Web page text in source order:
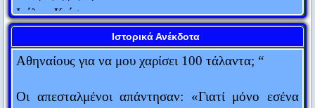
Ιούλιος Καίσαρ
Η εμπειρία είναι μια χτένα που σου δίνει η ζωή αφού όμως
έχεις χάσει τα μαλλιά σου.
Judith Stern
Πενία τέχνας κατεργάζεται.
Ιστορικά Ανέκδοτα
ανθρώπους που του έφεραν το μεγάλο αυτό ποσό:
“Γιατί ο Αλέξανδρος διάλεξε εμένα απ’ όλους τους
Αθηναίους για να μου χαρίσει 100 τάλαντα; “
Οι απεσταλμένοι απάντησαν: «Γιατί μόνο εσένα